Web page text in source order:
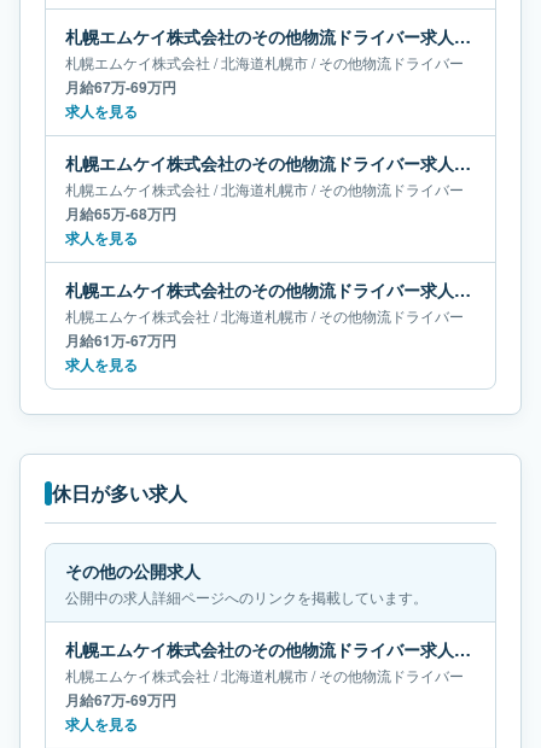
札幌エムケイ株式会社のその他物流ドライバー求人｜北海道札幌市｜月給67万-69万円
札幌エムケイ株式会社 /北海道札幌市/その他物流ドライバー
月給67万-69万円
求人を見る
札幌エムケイ株式会社のその他物流ドライバー求人｜北海道札幌市｜月給65万-68万円
札幌エムケイ株式会社 /北海道札幌市/その他物流ドライバー
月給65万-68万円
求人を見る
札幌エムケイ株式会社のその他物流ドライバー求人｜北海道札幌市｜月給61万-67万円
札幌エムケイ株式会社 /北海道札幌市/その他物流ドライバー
月給61万-67万円
求人を見る
休日が多い求人
その他の公開求人
公開中の求人詳細ページへのリンクを掲載しています。
札幌エムケイ株式会社のその他物流ドライバー求人｜北海道札幌市｜月給67万-69万円
札幌エムケイ株式会社 /北海道札幌市/その他物流ドライバー
月給67万-69万円
求人を見る